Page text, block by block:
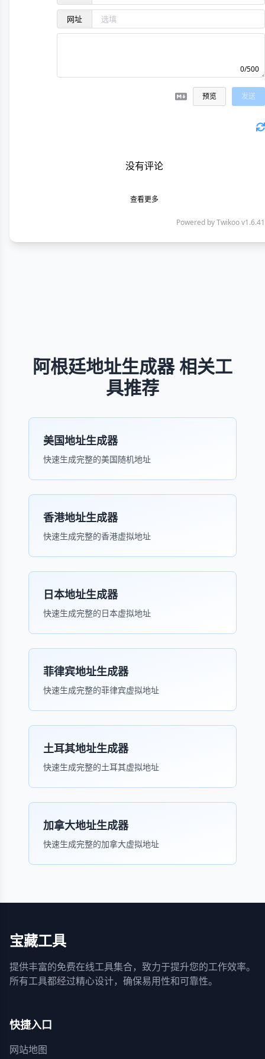
网址
0/500
预览 发送
没有评论
查看更多
Powered byTwikoov1.6.41
阿根廷地址生成器 相关工
具推荐
美国地址生成器
快速生成完整的美国随机地址
香港地址生成器
快速生成完整的香港虚拟地址
日本地址生成器
快速生成完整的日本虚拟地址
菲律宾地址生成器
快速生成完整的菲律宾虚拟地址
土耳其地址生成器
快速生成完整的土耳其虚拟地址
加拿大地址生成器
快速生成完整的加拿大虚拟地址
宝藏工具
提供丰富的免费在线工具集合，致力于提升您的工作效率。
所有工具都经过精心设计，确保易用性和可靠性。
快捷入口
网站地图